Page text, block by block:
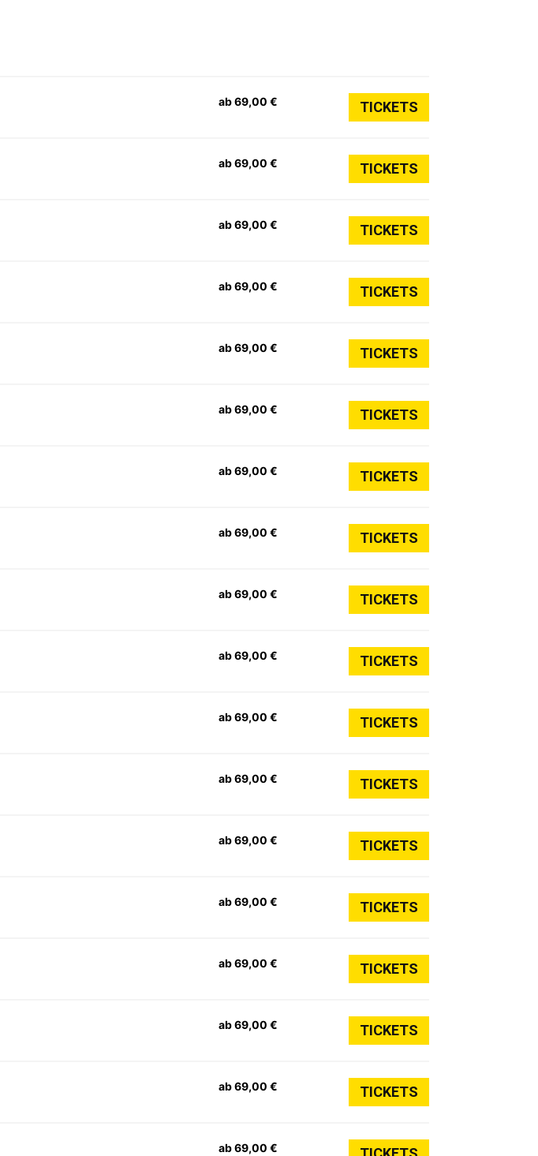
ab 69,00 € TICKETS
ab 69,00 € TICKETS
ab 69,00 € TICKETS
ab 69,00 € TICKETS
ab 69,00 € TICKETS
ab 69,00 € TICKETS
ab 69,00 € TICKETS
ab 69,00 € TICKETS
ab 69,00 € TICKETS
ab 69,00 € TICKETS
ab 69,00 € TICKETS
ab 69,00 € TICKETS
ab 69,00 € TICKETS
ab 69,00 € TICKETS
ab 69,00 € TICKETS
ab 69,00 € TICKETS
ab 69,00 € TICKETS
ab 69,00 €